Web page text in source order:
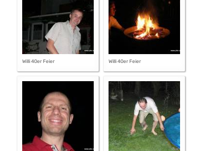
Willi 40er Feier Willi 40er Feier